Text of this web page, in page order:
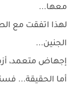
معها...
لهذا اتفقت مع
الجنين...
إجهاض متعمد،
أما الحقيقة...